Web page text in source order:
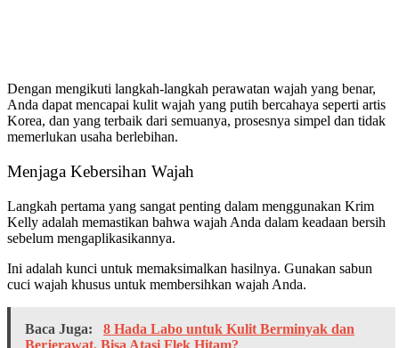
Dengan mengikuti langkah-langkah perawatan wajah yang benar,
Anda dapat mencapai kulit wajah yang putih bercahaya seperti artis
Korea, dan yang terbaik dari semuanya, prosesnya simpel dan tidak
memerlukan usaha berlebihan.
Menjaga Kebersihan Wajah
Langkah pertama yang sangat penting dalam menggunakan Krim
Kelly adalah memastikan bahwa wajah Anda dalam keadaan bersih
sebelum mengaplikasikannya.
Ini adalah kunci untuk memaksimalkan hasilnya. Gunakan sabun
cuci wajah khusus untuk membersihkan wajah Anda.
Baca Juga:
8 Hada Labo untuk Kulit Berminyak dan
Berjerawat, Bisa Atasi Flek Hitam?